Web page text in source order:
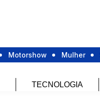
Motorshow Mulher
TECNOLOGIA